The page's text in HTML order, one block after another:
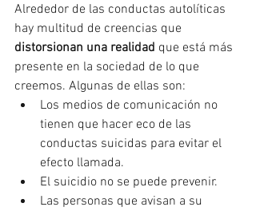
Alrededor de las conductas autolíticas
hay multitud de creencias que
distorsionan una realidad que está más
presente en la sociedad de lo que
creemos. Algunas de ellas son:
Los medios de comunicación no
tienen que hacer eco de las
conductas suicidas para evitar el
efecto llamada.
El suicidio no se puede prevenir.
Las personas que avisan a su